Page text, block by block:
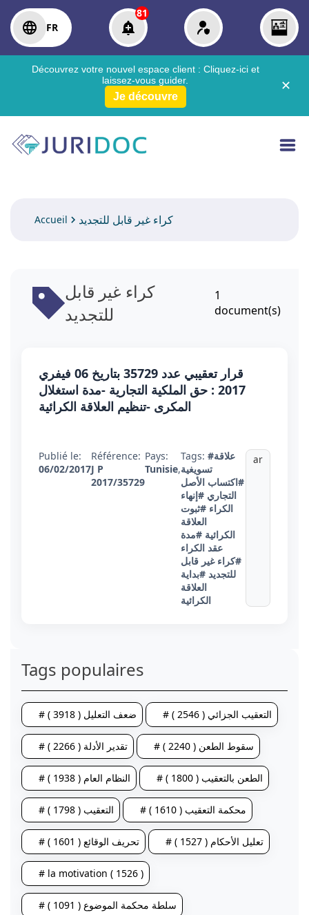
FR
81
Découvrez votre nouvel espace client : Cliquez-ici et
laissez-vous guider.
Je découvre
✕
Accueil كراء غير قابل للتجديد
كراء غير قابل
للتجديد
1
document(s)
قرار تعقيبي عدد 35729 بتاريخ 06 فيفري
2017 : حق الملكية التجارية -مدة استغلال
المكرى -تنظيم العلاقة الكرائية
Publié le:
06/02/2017
Référence:
J P
2017/35729
Pays:
Tunisie,
Tags: #علاقة
تسويغية
#اكتساب الأصل
التجاري #إنهاء
الكراء #ثبوت
العلاقة
الكرائية #مدة
عقد الكراء
#كراء غير قابل
للتجديد #بداية
العلاقة
الكرائية
ar
Tags populaires
# ضعف التعليل ( 3918 ) # التعقيب الجزائي ( 2546 )
# تقدير الأدلة ( 2266 ) # سقوط الطعن ( 2240 )
# النظام العام ( 1938 ) # الطعن بالتعقيب ( 1800 )
# التعقيب ( 1798 ) # محكمة التعقيب ( 1610 )
# تحريف الوقائع ( 1601 ) # تعليل الأحكام ( 1527 )
# la motivation ( 1526 )
# سلطة محكمة الموضوع ( 1091 )